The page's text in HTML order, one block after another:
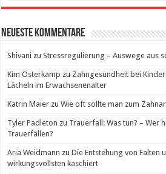
Neueste Kommentare
Shivani zuStressregulierung – Auswege aus
Kim Osterkamp zu Zahngesundheit bei
Lächeln im Erwachsenenalter
Katrin Maier zuWie oft sollte man zum
Tyler Padleton zu Trauerfall: Was tun? – Wer
Trauerfällen?
Aria Weidmann zuDie Entstehung von Falten
wirkungsvollsten kaschiert